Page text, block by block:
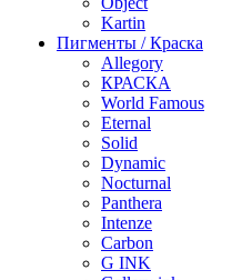
Kartin
Пигменты / Краска
Allegory
КРАСКА
World Famous
Eternal
Solid
Dynamic
Nocturnal
Panthera
Intenze
Carbon
G INK